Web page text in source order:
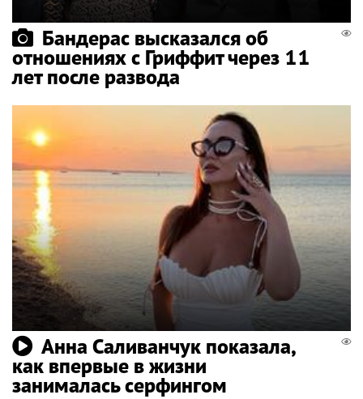
Бандерас высказался об
отношениях с Гриффит через 11
лет после развода
Анна Саливанчук показала,
как впервые в жизни
занималась серфингом